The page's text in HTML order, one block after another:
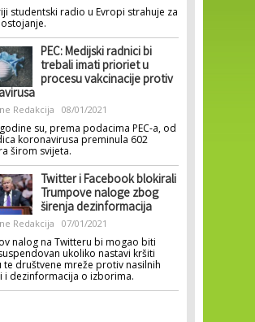
studentski radio u Evropi strahuje za
PEC: Medijski radnici bi
trebali imati prioriet u
procesu vakcinacije protiv
Redakcija 08/01/2021
su, prema podacima PEC-a, od
koronavirusa preminula 602
širom svijeta.
Twitter i Facebook blokirali
Trumpove naloge zbog
širenja dezinformacija
Redakcija 07/01/2021
nalog na Twitteru bi mogao biti
ukoliko nastavi kršiti
te društvene mreže protiv nasilnih
i dezinformacija o izborima.